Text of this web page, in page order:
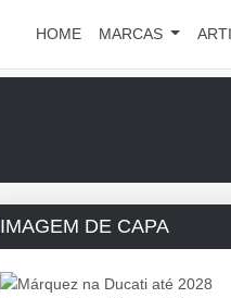
HOME MARCAS
IMAGEM DE CAPA